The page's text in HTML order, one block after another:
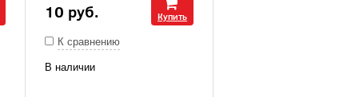
10 руб. Купить
К сравнению
В наличии